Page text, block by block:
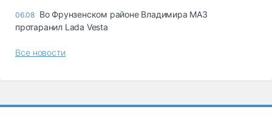
06.08 Во Фрунзенском районе Владимира МАЗ
протаранил Lada Vesta
Все новости